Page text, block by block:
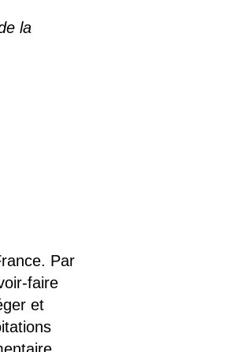
la
Par
faire
et